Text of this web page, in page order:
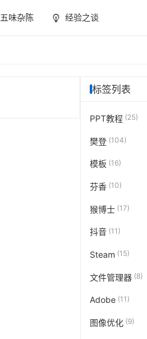
五味杂陈 经验之谈
标签列表
PPT教程 (25)
樊登 (104)
模板 (16)
芬香 (10)
猴博士 (17)
抖音 (11)
Steam (15)
文件管理器 (8)
Adobe (11)
图像优化 (9)